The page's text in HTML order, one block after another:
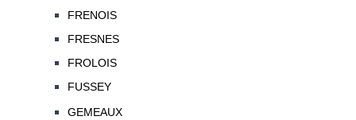
FRENOIS
FRESNES
FROLOIS
FUSSEY
GEMEAUX